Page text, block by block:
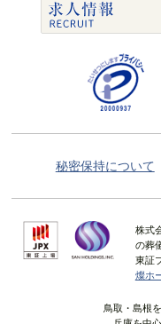
秘密保持について
株式
の葬
東証
燦ホ
鳥取・島根